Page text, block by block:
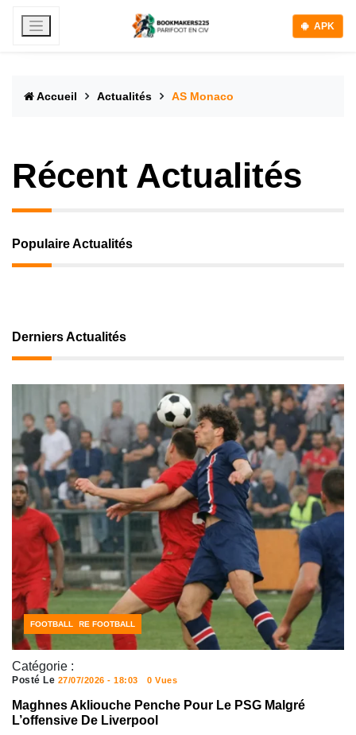
APK
Accueil Actualités AS Monaco
Récent Actualités
Populaire Actualités
Derniers Actualités
Catégorie :
CÔTE D'IVOIRE FOOTBALL
FOOTBALL
Posté Le 27/07/2026 - 18:03 0 Vues
Maghnes Akliouche Penche Pour Le PSG Malgré
L’offensive De Liverpool